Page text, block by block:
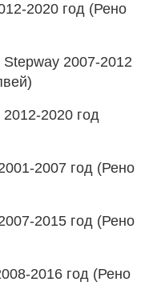
2020 год (Рено
2007-2012
2020 год
2007 год (Рено
2015 год (Рено
2016 год (Рено